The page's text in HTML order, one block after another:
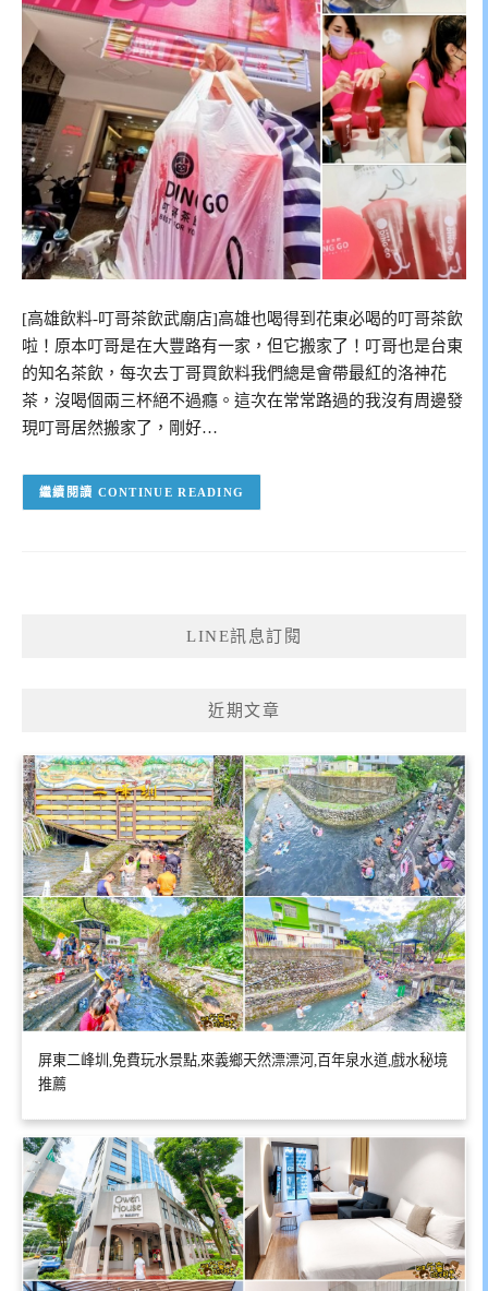
[高雄飲料-叮哥茶飲武廟店]高雄也喝得到花東必喝的叮哥茶飲
啦！原本叮哥是在大豐路有一家，但它搬家了！叮哥也是台東
的知名茶飲，每次去丁哥買飲料我們總是會帶最紅的洛神花
茶，沒喝個兩三杯絕不過癮。這次在常常路過的我沒有周邊發
現叮哥居然搬家了，剛好…
CONTINUE READING
LINE訊息訂閱
近期文章
屏東二峰圳,免費玩水景點,來義鄉天然漂漂河,百年泉水道,戲水秘境
推薦